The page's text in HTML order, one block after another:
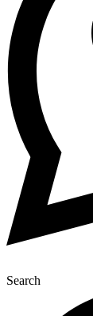
Search